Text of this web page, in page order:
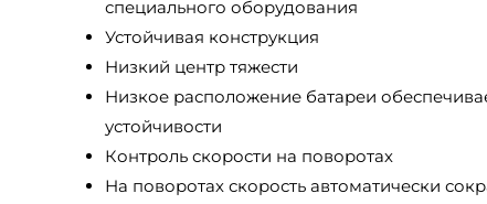
специального оборудования
Устойчивая конструкция
Низкий центр тяжести
Низкое расположение батареи
устойчивости
Контроль скорости на поворотах
На поворотах скорость автоматически